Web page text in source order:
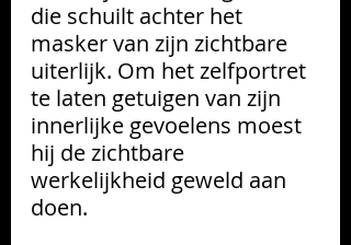
die schuilt achter het
masker van zijn zichtbare
uiterlijk. Om het zelfportret
te laten getuigen van zijn
innerlijke gevoelens moest
hij de zichtbare
werkelijkheid geweld aan
doen.